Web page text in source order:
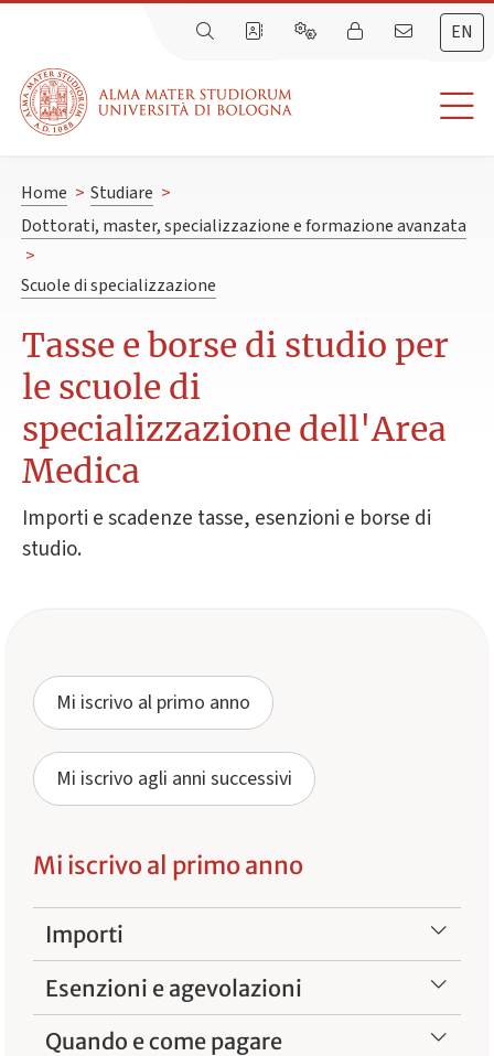
EN
Home > Studiare >
Dottorati, master, specializzazione e formazione avanzata
>
Scuole di specializzazione
Tasse e borse di studio per
le scuole di
specializzazione dell'Area
Medica
Importi e scadenze tasse, esenzioni e borse di
studio.
Mi iscrivo al primo anno
Mi iscrivo agli anni successivi
Mi iscrivo al primo anno
Importi
Esenzioni e agevolazioni
Quando e come pagare